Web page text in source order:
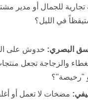
للجمال أو مدير
في الليل؟
البصري: خدوش على
والزجاجة تجعل
"رخيصة"؟
مضخات لا تعمل أو